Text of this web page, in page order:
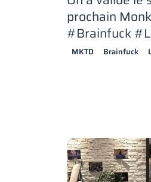
prochain
#Brainfuck
MKTD Brainfuck